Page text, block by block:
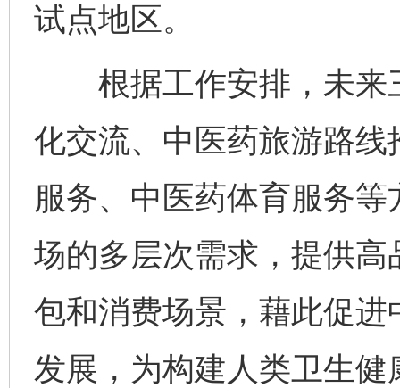
试点地区。
根据工作安排，未来
化交流、中医药旅游路
服务、中医药体育服务
场的多层次需求，提供
包和消费场景，藉此促
发展，为构建人类卫生